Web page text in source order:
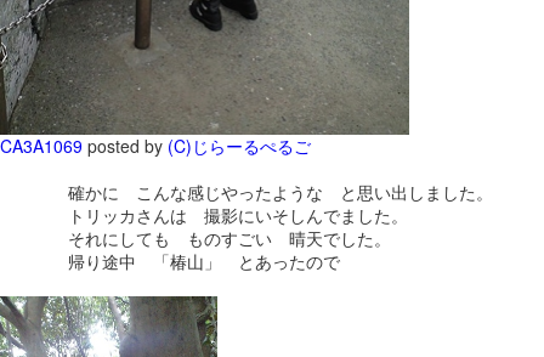
CA3A1069 posted by (C)じらーるぺるご
確かに こんな感じやったような と思い出しました。
トリッカさんは 撮影にいそしんでました。
それにしても ものすごい 晴天でした。
帰り途中 「椿山」 とあったので